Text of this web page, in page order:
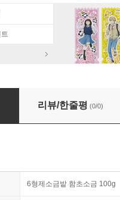
형제 신안 천일염 함초소
리뷰/한줄평 (0/0)
6형제소금밭 함초소금 100g